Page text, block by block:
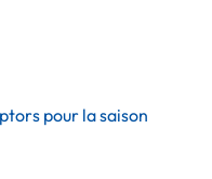
pour la saison